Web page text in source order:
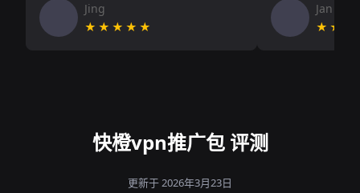
Jing
★★★★★
Jan V
快橙vpn推广包 评测
更新于 2026年3月23日